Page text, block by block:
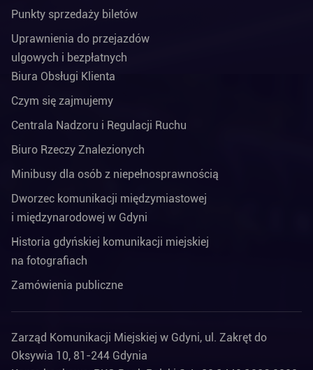
Punkty sprzedaży biletów
Uprawnienia do przejazdów
ulgowych i bezpłatnych
Biura Obsługi Klienta
Czym się zajmujemy
Centrala Nadzoru i Regulacji Ruchu
Biuro Rzeczy Znalezionych
Minibusy dla osób z niepełnosprawnością
Dworzec komunikacji międzymiastowej
i międzynarodowej w Gdyni
Historia gdyńskiej komunikacji miejskiej
na fotografiach
Zamówienia publiczne
Zarząd Komunikacji Miejskiej w Gdyni, ul. Zakręt do
Oksywia 10, 81-244 Gdynia